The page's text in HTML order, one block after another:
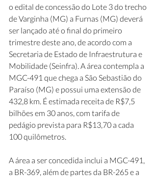
o edital de concessão do Lote 3 do trecho
de Varginha (MG) a Furnas (MG) deverá
ser lançado até o final do primeiro
trimestre deste ano, de acordo com a
Secretaria de Estado de Infraestrutura e
Mobilidade (Seinfra). A área contempla a
MGC-491 que chega a São Sebastião do
Paraíso (MG) e possui uma extensão de
432,8 km. É estimada receita de R$7,5
bilhões em 30 anos, com tarifa de
pedágio prevista para R$13,70 a cada
100 quilômetros.
A área a ser concedida inclui a MGC-491,
a BR-369, além de partes da BR-265 e a